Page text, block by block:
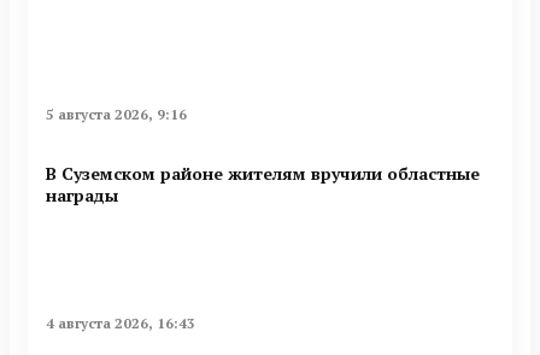
5 августа 2026, 9:16
В Суземском районе жителям вручили областные
награды
4 августа 2026, 16:43